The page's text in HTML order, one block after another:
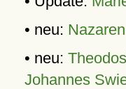
• neu:
• neu:
Johannes